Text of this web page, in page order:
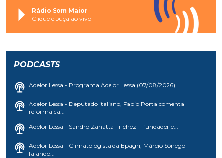
Rádio Som Maior
Clique e ouça ao vivo
PODCASTS
Adelor Lessa - Programa Adelor Lessa (07/08/2026)
Adelor Lessa - Deputado italiano, Fabio Porta comenta
reforma da...
Adelor Lessa - Sandro Zanatta Trichez - fundador e...
Adelor Lessa - Climatologista da Epagri, Márcio Sônego
falando...